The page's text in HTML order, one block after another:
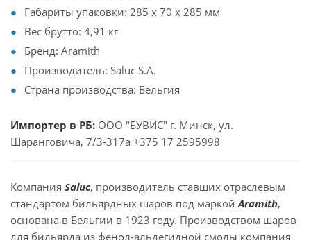
Габариты упаковки: 285 x 70 x 285 мм
Вес брутто: 4,91 кг
Бренд: Aramith
Производитель: Saluc S.A.
Страна производства: Бельгия
Импортер в РБ: ООО "БУВИС" г. Минск, ул.
Шаранговича, 7/3-317а +375 17 2595998
Компания Saluc, производитель ставших отраслевым
стандартом бильярдных шаров под маркойAramith,
основана в Бельгии в 1923 году. Производством шаров
для бильярда из фенол-альдегидной смолы компания